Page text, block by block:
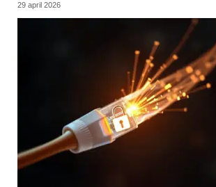
29 april 2026